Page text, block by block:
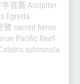
賞鷹 Accipiter
Egretta
鷺 sacred heron
Pacific Reef-
subminuta